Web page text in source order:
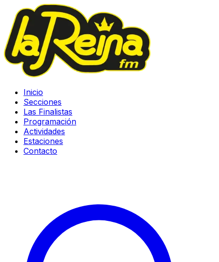
Inicio
Secciones
Las Finalistas
Programación
Actividades
Estaciones
Contacto